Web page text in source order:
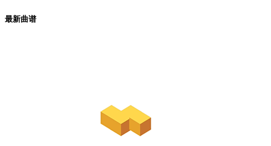
最新曲谱